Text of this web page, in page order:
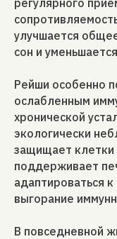
регулярного
улучшается
сон и
Рейши особенно
ослабленным
хронической
экологически
защищает клетки
поддерживает
адаптироваться
выгорание
В повседневной